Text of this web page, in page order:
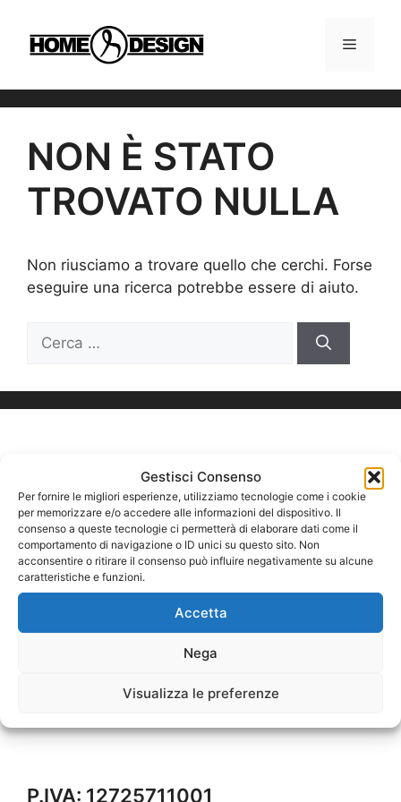
Gestisci Consenso
Per fornire le migliori esperienze, utilizziamo tecnologie come i cookie
per memorizzare e/o accedere alle informazioni del dispositivo. Il
consenso a queste tecnologie ci permetterà di elaborare dati come il
comportamento di navigazione o ID unici su questo sito. Non
acconsentire o ritirare il consenso può influire negativamente su alcune
caratteristiche e funzioni.
Accetta
Nega
Visualizza le preferenze
contenuto
MENU
NON È STATO
TROVATO NULLA
Non riusciamo a trovare quello che cerchi. Forse
eseguire una ricerca potrebbe essere di aiuto.
per:
P.IVA: 12725711001